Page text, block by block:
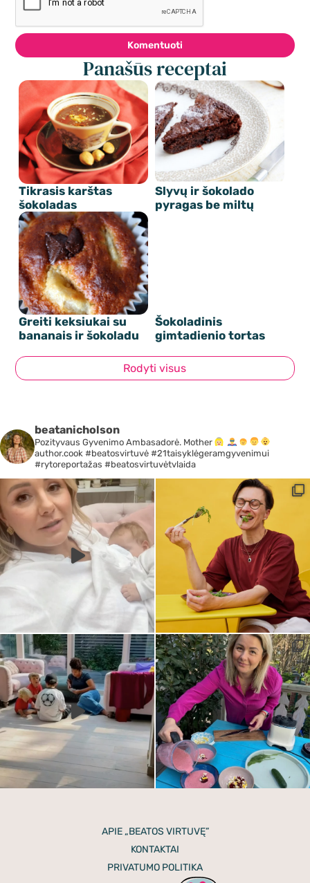
Komentuoti
Panašūs receptai
Tikrasis karštas
šokoladas
Slyvų ir šokolado
pyragas be miltų
Greiti keksiukai su
bananais ir šokoladu
Šokoladinis
gimtadienio tortas
Rodyti visus
beatanicholson
Pozityvaus Gyvenimo Ambasadorė. Mother
author.cook #beatosvirtuvė #21taisyklėgeramgyvenimui
#rytoreportažas #beatosvirtuvėtvlaida
APIE „BEATOS VIRTUVĘ”
KONTAKTAI
PRIVATUMO POLITIKA